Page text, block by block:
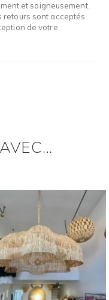
et soigneusement.
retours sont acceptés
de votre